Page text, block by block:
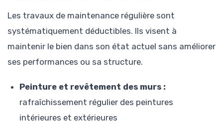
Les travaux de maintenance régulière sont
systématiquement déductibles. Ils visent à
maintenir le bien dans son état actuel sans améliorer
ses performances ou sa structure.
Peinture et revêtement des murs :
rafraîchissement régulier des peintures
intérieures et extérieures